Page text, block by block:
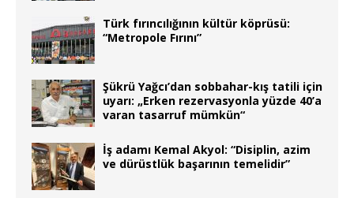
Türk fırıncılığının kültür köprüsü:
“Metropole Fırını”
Şükrü Yağcı’dan sobbahar-kış tatili için
uyarı: „Erken rezervasyonla yüzde 40’a
varan tasarruf mümkün“
İş adamı Kemal Akyol: “Disiplin, azim
ve dürüstlük başarının temelidir”